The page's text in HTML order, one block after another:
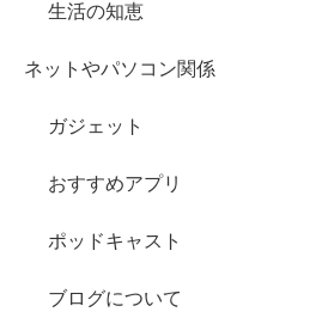
生活の知恵
ネットやパソコン関係
ガジェット
おすすめアプリ
ポッドキャスト
ブログについて